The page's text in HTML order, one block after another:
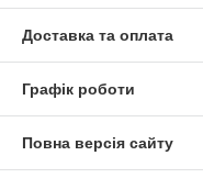
Доставка та оплата
Графік роботи
Повна версія сайту